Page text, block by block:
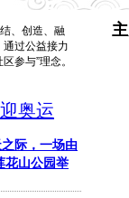
、创造、融
通过公益接力
参与”理念。
奥运
际，一场由
花山公园举